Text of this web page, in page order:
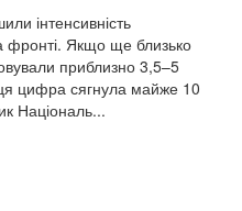
інтенсивність
фронті. Якщо ще близько
приблизно 3,5–5
цифра сягнула майже 10
Національ...